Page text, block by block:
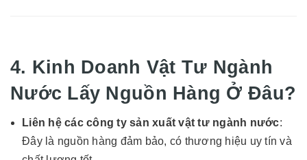
4. Kinh Doanh Vật Tư Ngành
Nước Lấy Nguồn Hàng Ở Đâu?
Liên hệ các công ty sản xuất vật tư ngành nước:
Đây là nguồn hàng đảm bảo, có thương hiệu uy tín và